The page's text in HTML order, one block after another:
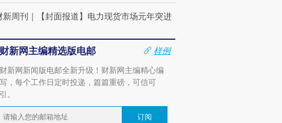
新周刊 ｜ 【封面报道】电力现货市场元年突进
财新网主编精选版电邮
样例
财新网新闻版电邮全新升级！财新网主编精心编
写，每个工作日定时投递，篇篇重磅，可信可
引。
订阅